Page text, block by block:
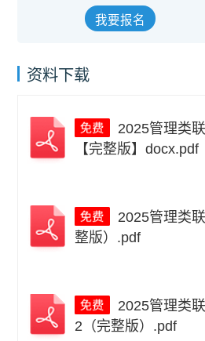
我要报名
资料下载
【完整版】docx.pdf
整版）.pdf
2（完整版）.pdf